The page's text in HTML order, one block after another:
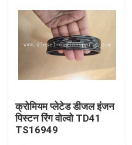
उत्पाद
वीआर दिखाएँ
हमारे बारे में
क्रोमियम प्लेटेड डीजल इंजन
पिस्टन रिंग वोल्वो TD41
TS16949